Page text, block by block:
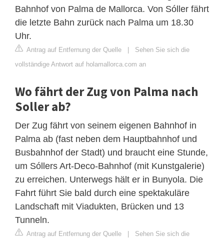
Bahnhof von Palma de Mallorca. Von Sóller fährt
die letzte Bahn zurück nach Palma um 18.30
Uhr.
Antrag auf Entfernung der Quelle
Sehen Sie sich die
vollständige Antwort auf holamallorca.com an
Wo fährt der Zug von Palma nach
Soller ab?
Der Zug fährt von seinem eigenen Bahnhof in
Palma ab (fast neben dem Hauptbahnhof und
Busbahnhof der Stadt) und braucht eine Stunde,
um Sóllers Art-Deco-Bahnhof (mit Kunstgalerie)
zu erreichen. Unterwegs hält er in Bunyola. Die
Fahrt führt Sie bald durch eine spektakuläre
Landschaft mit Viadukten, Brücken und 13
Tunneln.
Antrag auf Entfernung der Quelle
Sehen Sie sich die